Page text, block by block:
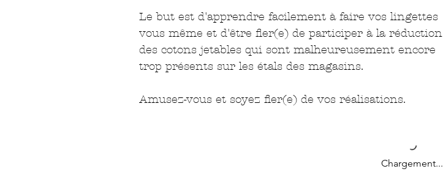
Le but est d'apprendre facilement à faire vos lingettes
vous même et d'être fier(e) de participer à la réduction
des cotons jetables qui sont malheureusement encore
trop présents sur les étals des magasins.
Amusez-vous et soyez fier(e) de vos réalisations.
Chargement...